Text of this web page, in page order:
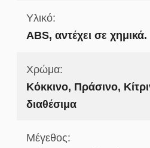
Υλικό:
ABS, αντέχει σε χημικά.
Χρώμα:
Κόκκινο, Πράσινο,
διαθέσιμα
Μέγεθος: